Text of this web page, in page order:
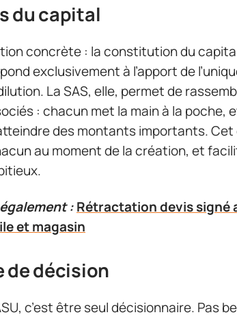
du capital
concrète : la constitution du
exclusivement à l’apport de
La SAS, elle, permet de
: chacun met la main à la poche,
des montants importants.
au moment de la création, et
:Rétractation devis signé
et magasin
de décision
c’est être seul décisionnaire. Pas